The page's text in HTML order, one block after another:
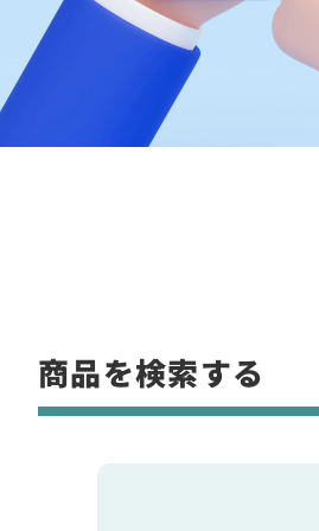
商品を検索する